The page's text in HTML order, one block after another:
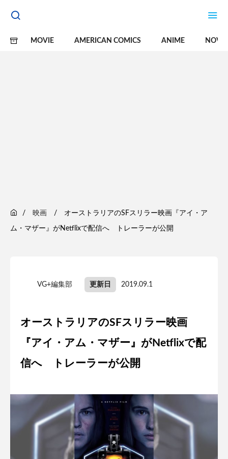
MOVIE AMERICAN COMICS ANIME
映画 オーストラリアのSFスリラー映画『アイ・ア
ム・マザー』がNetflixで配信へ トレーラーが公開
VG+編集部 更新日 2019.09.1
オーストラリアのSFスリラー映画
『アイ・アム・マザー』がNetflixで配
信へ トレーラーが公開